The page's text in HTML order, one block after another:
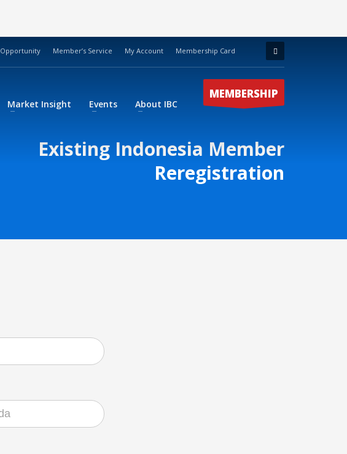
Opportunity Member’s Service My Account Membership Card
Market Insight Events About IBC
MEMBERSHIP
Existing Indonesia Member
Reregistration